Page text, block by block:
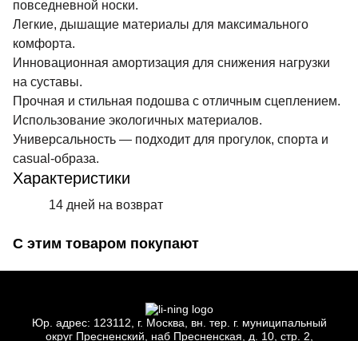
повседневной носки.
Легкие, дышащие материалы для максимального
комфорта.
Инновационная амортизация для снижения нагрузки
на суставы.
Прочная и стильная подошва с отличным сцеплением.
Использование экологичных материалов.
Универсальность — подходит для прогулок, спорта и
casual-образа.
Характеристики
14 дней на возврат
С этим товаром покупают
Юр. адрес: 123112, г. Москва, вн. тер. г. муниципальный
округ Пресненский, наб Пресненская, д. 10, стр. 2,